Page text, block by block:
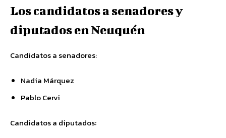
Los candidatos a senadores y
diputados en Neuquén
Candidatos a senadores:
Nadia Márquez
Pablo Cervi
Candidatos a diputados: